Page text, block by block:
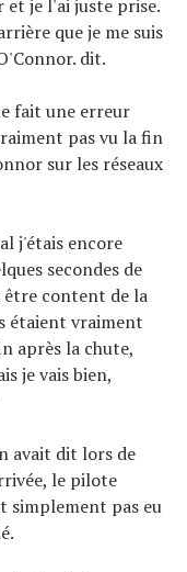
je l'ai juste prise.
que je me suis
dit.
fait une erreur
pas vu la fin
sur les réseaux
j'étais encore
secondes de
être content de la
étaient vraiment
après la chute,
je vais bien,
avait dit lors de
le pilote
pas eu